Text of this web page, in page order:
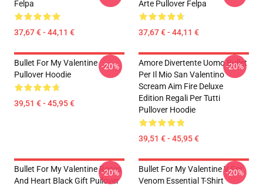
Felpa
37,67 € - 44,11 €
Arte Pullover Felpa
37,67 € - 44,11 €
Bullet For My Valentine
Pullover Hoodie
39,51 € - 45,95 €
-20%
Amore Divertente Uomo Bullet
Per Il Mio San Valentino
Scream Aim Fire Deluxe
Edition Regali Per Tutti
Pullover Hoodie
39,51 € - 45,95 €
-20%
Bullet For My Valentine Roses
And Heart Black Gift Pullover
-20%
Bullet For My Valentine V For
Venom Essential T-Shirt
-20%